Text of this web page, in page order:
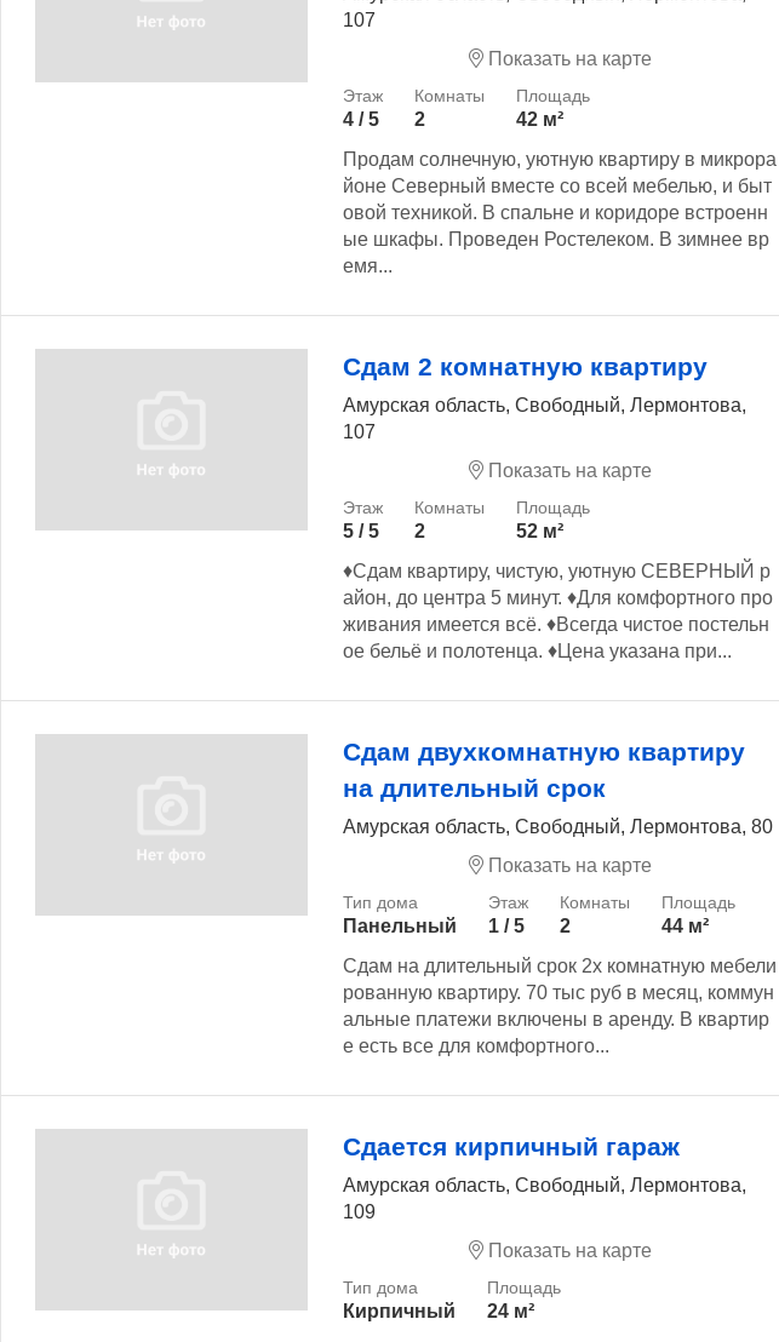
107
Показать на карте
4 / 5 2
42 м²
Продам солнечную, уютную квартиру в микрора
йоне Северный вместе со всей мебелью, и быт
овой техникой. В спальне и коридоре встроенн
ые шкафы. Проведен Ростелеком. В зимнее вр
емя...
Сдам 2 комнатную квартиру
Амурская область, Свободный, Лермонтова,
107
Показать на карте
5 / 5 2
52 м²
♦️Сдам квартиру, чистую, уютную СЕВЕРНЫЙ р
айон, до центра 5 минут. ♦️Для комфортного про
живания имеется всё. ♦️Всегда чистое постельн
ое бельё и полотенца. ♦️Цена указана при...
Сдам двухкомнатную квартиру
на длительный срок
Амурская область, Свободный, Лермонтова, 80
Показать на карте
Панельный 1 / 5 2
44 м²
Сдам на длительный срок 2х комнатную мебели
рованную квартиру. 70 тыс руб в месяц, коммун
альные платежи включены в аренду. В квартир
е есть все для комфортного...
Сдается кирпичный гараж
Амурская область, Свободный, Лермонтова,
109
Показать на карте
Кирпичный
24 м²